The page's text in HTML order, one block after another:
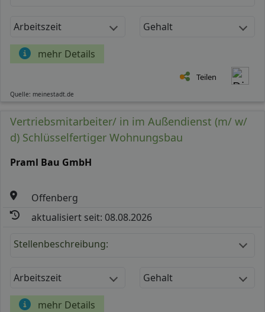
Arbeitszeit Gehalt
mehr Details
Teilen
Quelle: meinestadt.de
Vertriebsmitarbeiter/ in im Außendienst (m/ w/
d) Schlüsselfertiger Wohnungsbau
Praml Bau GmbH
Offenberg
aktualisiert seit: 08.08.2026
Stellenbeschreibung:
Arbeitszeit Gehalt
mehr Details